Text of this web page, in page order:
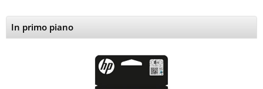
Alimentazione
In primo piano